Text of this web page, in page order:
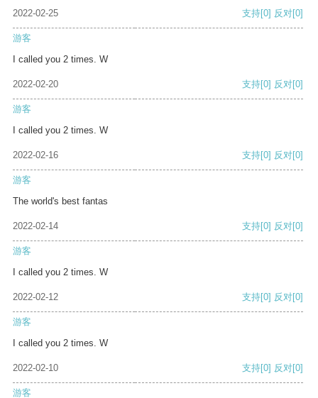
2022-02-25 支持[0] 反对[0]
游客
I called you 2 times. W
2022-02-20 支持[0] 反对[0]
游客
I called you 2 times. W
2022-02-16 支持[0] 反对[0]
游客
The world's best fantas
2022-02-14 支持[0] 反对[0]
游客
I called you 2 times. W
2022-02-12 支持[0] 反对[0]
游客
I called you 2 times. W
2022-02-10 支持[0] 反对[0]
游客